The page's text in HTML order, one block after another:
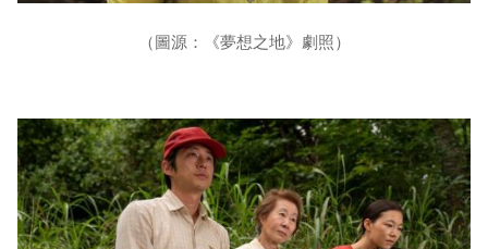
（圖源：《夢想之地》劇照）